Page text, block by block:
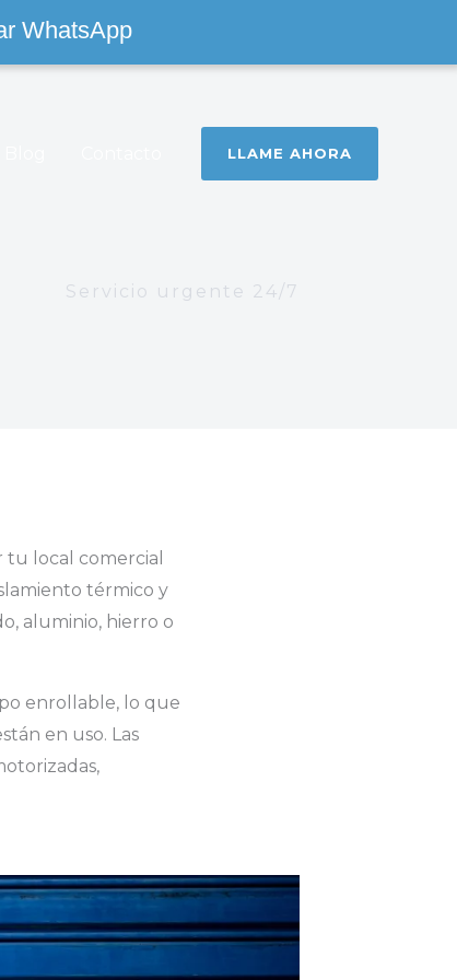
WhatsApp
LLAME AHORA
Servicio urgente 24/7
local comercial
térmico y
aluminio, hierro o
enrollable, lo que
en uso. Las